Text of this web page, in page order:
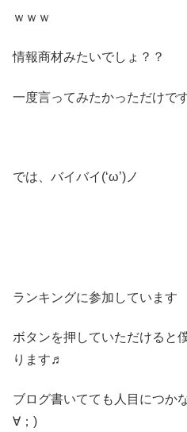
ｗｗｗ
情報商材みたいでしょ？？
一度言ってみたかっただけで
では、バイバイ(‘ω’)ノ
ランキングに参加しています
ボタンを押していただけると
ります♬
ブログ書いてても人目につか
∀；)